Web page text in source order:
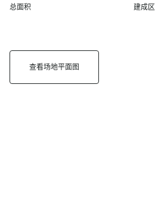
总面积 建成区
查看场地平面图